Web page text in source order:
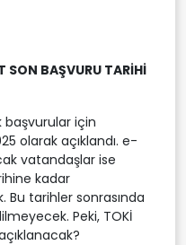
BAŞVURU TARİHİ
başvurular için
olarak açıklandı. e-
vatandaşlar ise
kadar
tarihler sonrasında
Peki, TOKİ